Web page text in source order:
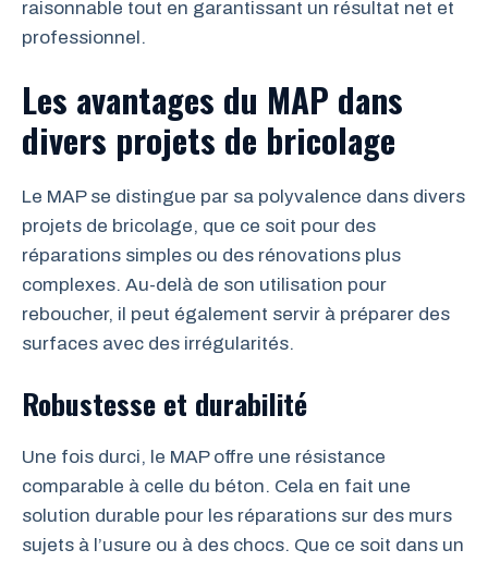
raisonnable tout en garantissant un résultat net et
professionnel.
Les avantages du MAP dans
divers projets de bricolage
Le MAP se distingue par sa polyvalence dans divers
projets de bricolage, que ce soit pour des
réparations simples ou des rénovations plus
complexes. Au-delà de son utilisation pour
reboucher, il peut également servir à préparer des
surfaces avec des irrégularités.
Robustesse et durabilité
Une fois durci, le MAP offre une résistance
comparable à celle du béton. Cela en fait une
solution durable pour les réparations sur des murs
sujets à l’usure ou à des chocs. Que ce soit dans un